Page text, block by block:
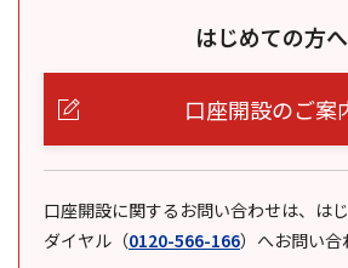
はじめての方へ
口座開設のご案
口座開設に関するお問い合わせは、は
ダイヤル （0120-566-166） へお問い合